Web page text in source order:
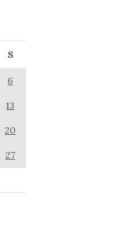
S
6
13
20
27